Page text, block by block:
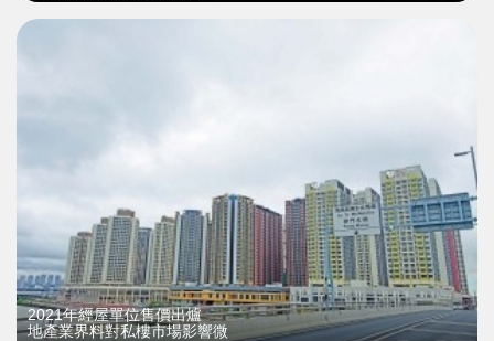
2021年經屋單位售價出爐
地產業界料對私樓市場影響微